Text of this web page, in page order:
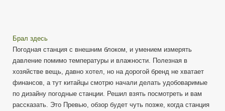
Брал здесь
Погодная станция с внешним блоком, и умением измерять
давление помимо температуры и влажности. Полезная в
хозяйстве вещь, давно хотел, но на дорогой бренд не хватает
финансов, а тут китайцы смотрю начали делать удобоваримые
по дизайну погодные станции. Решил взять посмотреть и вам
рассказать. Это Превью, обзор будет чуть позже, когда станция